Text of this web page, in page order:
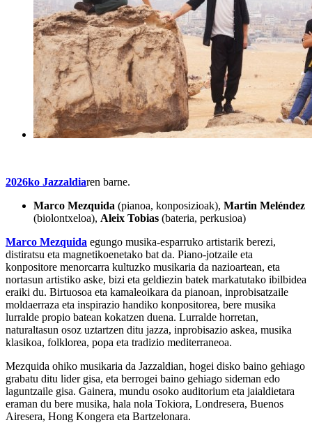
2026ko Jazzaldiaren barne.
Marco Mezquida (pianoa, konposizioak), Martin Meléndez
(biolontxeloa), Aleix Tobias (bateria, perkusioa)
Marco Mezquida egungo musika-esparruko artistarik berezi,
distiratsu eta magnetikoenetako bat da. Piano-jotzaile eta
konpositore menorcarra kultuzko musikaria da nazioartean, eta
nortasun artistiko aske, bizi eta geldiezin batek markatutako ibilbidea
eraiki du. Birtuosoa eta kamaleoikara da pianoan, inprobisatzaile
moldaerraza eta inspirazio handiko konpositorea, bere musika
lurralde propio batean kokatzen duena. Lurralde horretan,
naturaltasun osoz uztartzen ditu jazza, inprobisazio askea, musika
klasikoa, folklorea, popa eta tradizio mediterraneoa.
Mezquida ohiko musikaria da Jazzaldian, hogei disko baino gehiago
grabatu ditu lider gisa, eta berrogei baino gehiago sideman edo
laguntzaile gisa. Gainera, mundu osoko auditorium eta jaialdietara
eraman du bere musika, hala nola Tokiora, Londresera, Buenos
Airesera, Hong Kongera eta Bartzelonara.